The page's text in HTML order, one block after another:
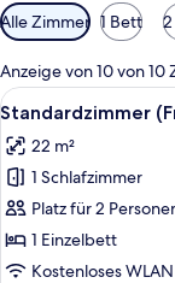
Verfügbare
Filter
für
Zimmer
Alle Zimmer 1 Bett
Anzeige von 10 von 10
Alle
Fotos
für
Standardzimmer
(Free
Hot
Breakfast)
6
Standardzimmer
22 m²
1 Schlafzimmer
Platz für 2
1 Einzelbett
Kostenloses WLAN